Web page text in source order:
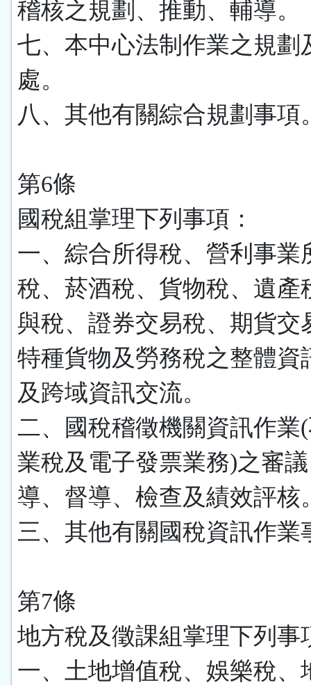
稽核之規劃、推動、輔導。
七、本中心法制作業之規劃
處。
八、其他有關綜合規劃事項
第6條
國稅組掌理下列事項：
一、綜合所得稅、營利事業
稅、菸酒稅、貨物稅、遺產
與稅、證券交易稅、期貨交
特種貨物及勞務稅之整體資
及跨域資訊交流。
二、國稅稽徵機關資訊作業
業稅及電子發票業務)之審
導、督導、檢查及績效評核
三、其他有關國稅資訊作業
第7條
地方稅及徵課組掌理下列事
一、土地增值稅、娛樂稅、